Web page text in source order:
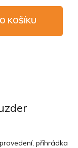
KOŠÍKU
přihrádka